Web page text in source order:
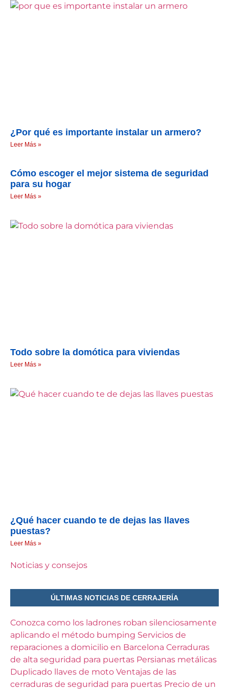
¿Por qué es importante instalar un armero?
Leer Más »
Cómo escoger el mejor sistema de seguridad
para su hogar
Leer Más »
Todo sobre la domótica para viviendas
Leer Más »
¿Qué hacer cuando te de dejas las llaves
puestas?
Leer Más »
Noticias y consejos
ÚLTIMAS NOTICIAS DE CERRAJERÍA
Conozca como los ladrones roban silenciosamente
aplicando el método bumping Servicios de
reparaciones a domicilio en Barcelona Cerraduras
de alta seguridad para puertas Persianas metálicas
Duplicado llaves de moto Ventajas de las
cerraduras de seguridad para puertas Precio de un